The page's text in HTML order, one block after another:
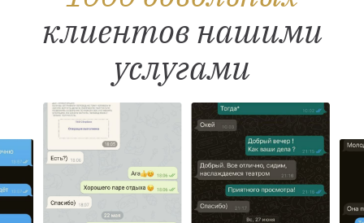
клиентов нашими
услугами